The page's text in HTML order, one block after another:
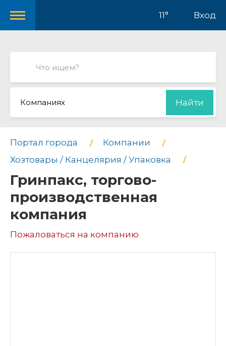
11° Вход
Компаниях Найти
Портал города
Компании
Хозтовары / Канцелярия / Упаковка
Гринпакс, торгово-
производственная
компания
Пожаловаться на компанию